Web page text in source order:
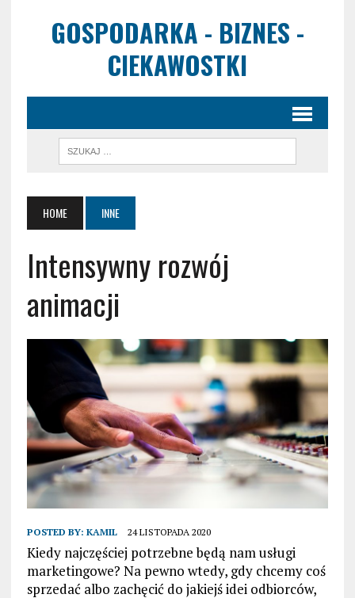
GOSPODARKA - BIZNES -
CIEKAWOSTKI
HOME INNE
Intensywny rozwój
animacji
POSTED BY: KAMIL 24 LISTOPADA 2020
Kiedy najczęściej potrzebne będą nam usługi
marketingowe? Na pewno wtedy, gdy chcemy coś
sprzedać albo zachęcić do jakiejś idei odbiorców,